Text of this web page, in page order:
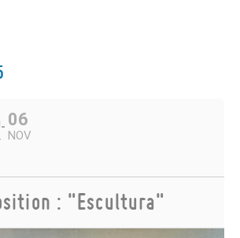
06
NOV
: "Escultura"